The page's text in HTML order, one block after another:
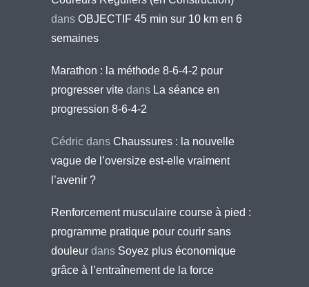
dans OBJECTIF 45 min sur 10 km en 6
semaines
Marathon : la méthode 8-6-4-2 pour
progresser vite dans La séance en
progression 8-6-4-2
Cédric dans Chaussures : la nouvelle
vague de l’oversize est-elle vraiment
l’avenir ?
Renforcement musculaire course à pied :
programme pratique pour courir sans
douleur dans Soyez plus économique
grâce à l’entraînement de la force